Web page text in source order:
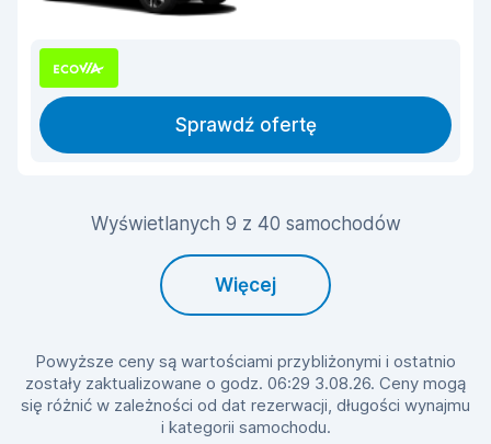
Sprawdź ofertę
Wyświetlanych 9 z 40 samochodów
Więcej
Powyższe ceny są wartościami przybliżonymi i ostatnio
zostały zaktualizowane o godz. 06:29 3.08.26. Ceny mogą
się różnić w zależności od dat rezerwacji, długości wynajmu
i kategorii samochodu.